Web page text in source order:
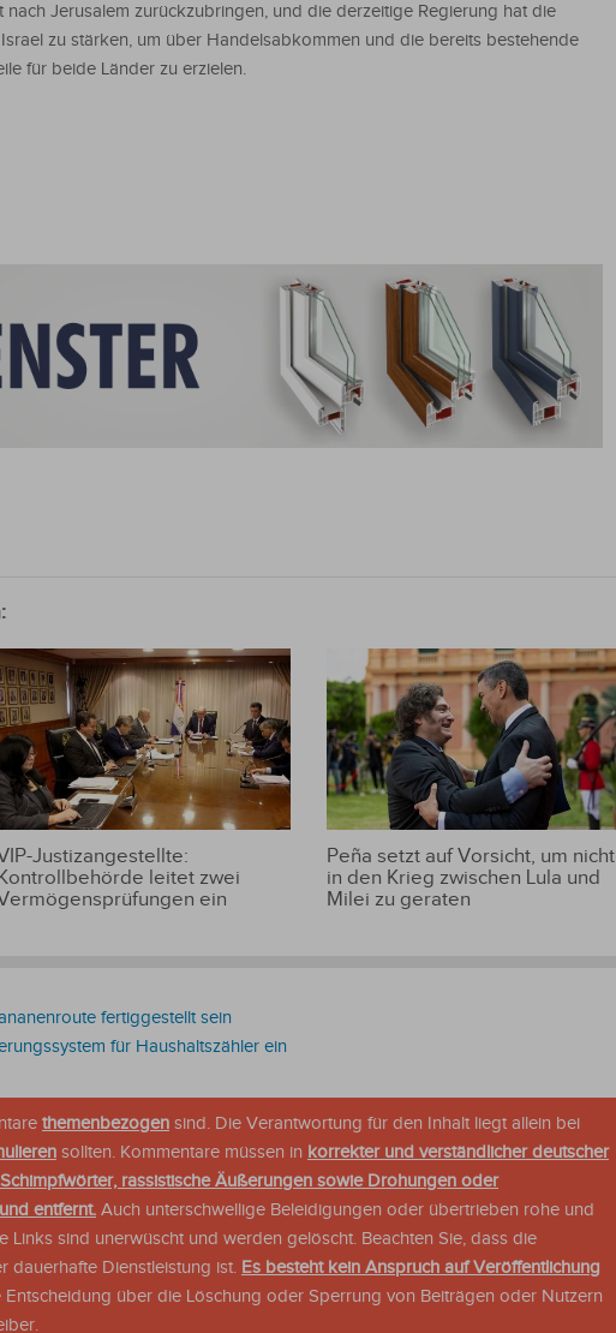
Jerusalem zurückzubringen, und die derzeitige Regierung hat die
zu stärken, um über Handelsabkommen und die bereits bestehende
für beide Länder zu erzielen.
Justizangestellte:
leitet zwei
ein
Peña setzt auf Vorsicht, um nicht
in den Krieg zwischen Lula und
Milei zu geraten
fertiggestellt sein
für Haushaltszähler ein
themenbezogen sind. Die Verantwortung für den Inhalt liegt allein bei
sollten. Kommentare müssen in korrekter und verständlicher deutscher
rassistische Äußerungen sowie Drohungen oder
entfernt. Auch unterschwellige Beleidigungen oder übertrieben rohe und
Links sind unerwüscht und werden gelöscht. Beachten Sie, dass die
dauerhafte Dienstleistung ist. Es besteht kein Anspruch auf Veröffentlichung
Entscheidung über die Löschung oder Sperrung von Beiträgen oder Nutzern